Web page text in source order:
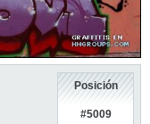
Posición
#5009